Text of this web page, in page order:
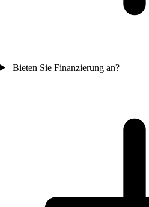
Bieten Sie Finanzierung an?